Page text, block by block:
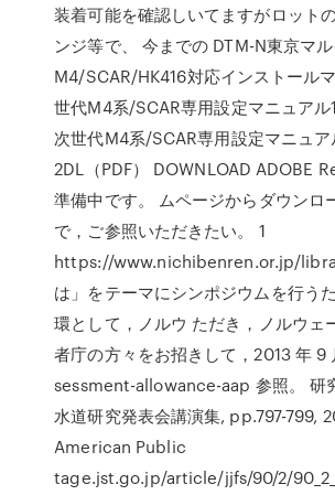
装着可能を確認しいてますがロット
ンジ等で、 今までの DTM-N東京マ
M4/SCAR/HK416対応インストール
世代M4系/SCAR専用設定マニュアル
次世代M4系/SCAR専用設定マニュア
2DL（PDF） DOWNLOAD ADOBE
準備中です。 ムページからダウンロ
で，ご参照いただきたい。 1
https://www.nichibenren.or.jp/
は」をテーマにシンポジウムを行う
環として，ノルウ ただき，ノルウェ
者庁の方々をお招きして，2013 年 9
sessment-allowance-aap 参照。 研
水道研究発表会講演集, pp.797-799,
American Public
tage.jst.go.jp/article/jjfs/90/2/